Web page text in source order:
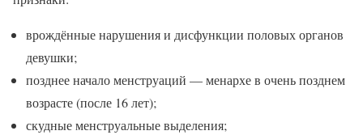
врождённые нарушения и дисфункции половых органов
девушки;
позднее начало менструаций — менархе в очень позднем
возрасте (после 16 лет);
скудные менструальные выделения;